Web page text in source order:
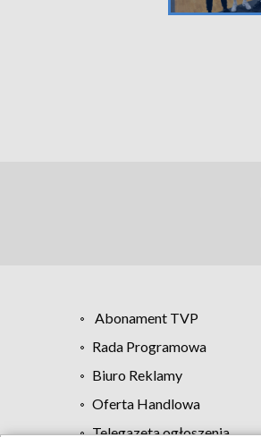
Abonament TVP
Rada Programowa
Biuro Reklamy
Oferta Handlowa
Telegazeta ogłoszenia